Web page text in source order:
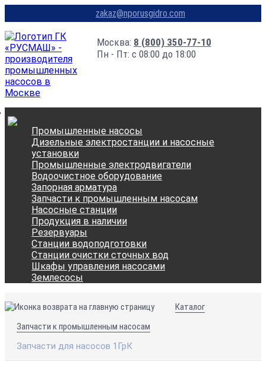
zakaz@nporusgidro.com
Москва: 8 (800) 350-77-10
Пн - Пт: с 08:00 до 18:00
Промышленные насосы
Дизельные электростанции и насосные
установки
Промышленные электродвигатели
Водоочистное оборудование
Запорная арматура
Запчасти к промышленным насосам
Насосные станции
Продукция в наличии
Резервуары
Станции водоподготовки
Станции очистки сточных вод
Шкафы управления насосами
Землесосы
Каталог
Запчасти к промышленным насосам
Запчасти для насосов 1ГрК